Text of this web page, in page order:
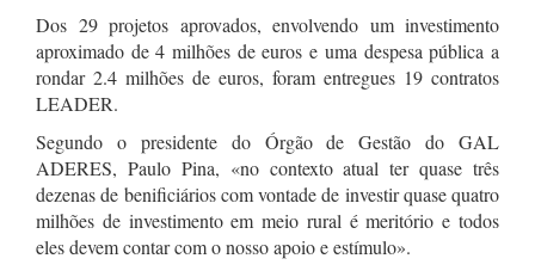
Dos 29 projetos aprovados, envolvendo um investimento
aproximado de 4 milhões de euros e uma despesa pública a
rondar 2.4 milhões de euros, foram entregues 19 contratos
LEADER.
Segundo o presidente do Órgão de Gestão do GAL
ADERES, Paulo Pina, «no contexto atual ter quase três
dezenas de benificiários com vontade de investir quase quatro
milhões de investimento em meio rural é meritório e todos
eles devem contar com o nosso apoio e estímulo».